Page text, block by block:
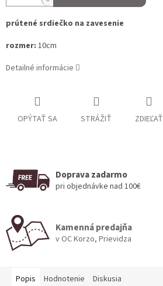
prútené srdiečko na zavesenie
rozmer: 10cm
Detailné informácie
OPÝTAŤ SA STRÁŽIŤ ZDIEĽAŤ
Doprava zadarmo
pri objednávke nad 100€
Kamenná predajňa
v OC Korzo, Prievidza
Popis Hodnotenie Diskusia